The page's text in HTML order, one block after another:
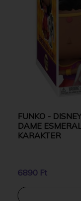
FUNKO -
DAME
KARAKTER
6890 Ft